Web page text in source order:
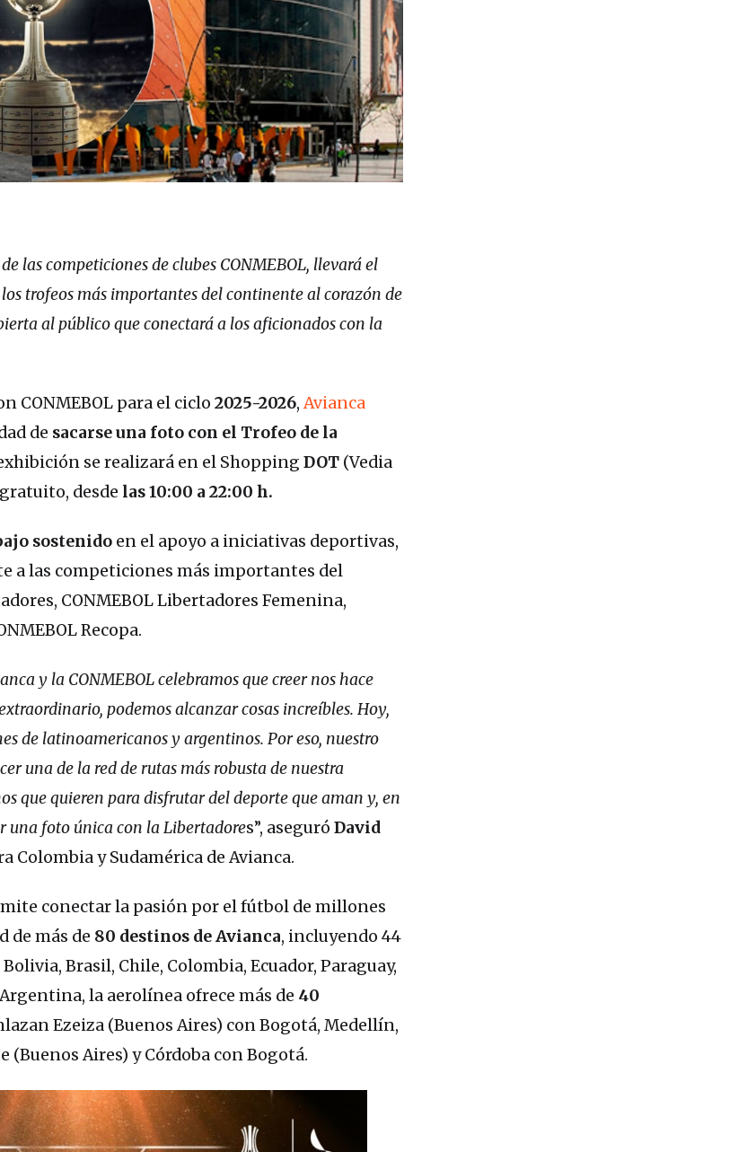
las competiciones de clubes CONMEBOL, llevará el
trofeos más importantes del continente al corazón de
al público que conectará a los aficionados con la
CONMEBOL para el ciclo 2025-2026,Avianca
de sacarse una foto con el Trofeo de la
se realizará en el Shopping DOT (Vedia
desde las 10:00 a 22:00 h.
sostenidoen el apoyo a iniciativas deportivas,
a las competiciones más importantes del
CONMEBOL Libertadores Femenina,
Recopa.
y la CONMEBOL celebramos que creer nos hace
podemos alcanzar cosas increíbles. Hoy,
de latinoamericanos y argentinos. Por eso, nuestro
una de la red de rutas más robusta de nuestra
que quieren para disfrutar del deporte que aman y, en
una foto única con la Libertadores”, aseguró David
Colombia y Sudamérica de Avianca.
conectar la pasión por el fútbol de millones
de más de 80 destinos de Avianca, incluyendo 44
Brasil, Chile, Colombia, Ecuador, Paraguay,
la aerolínea ofrece más de 40
Ezeiza (Buenos Aires) con Bogotá, Medellín,
(Buenos Aires) y Córdoba con Bogotá.